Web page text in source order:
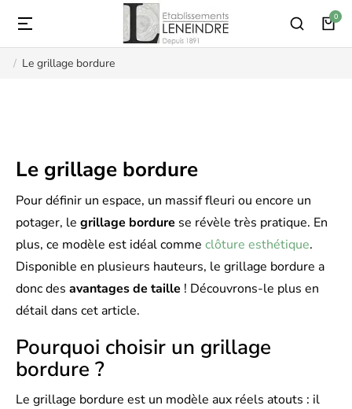
Vous êtes ici :
Le grillage bordure
Le grillage bordure
Pour définir un espace, un massif fleuri ou encore un
potager, le grillage bordure se révèle très pratique. En
plus, ce modèle est idéal comme clôture esthétique.
Disponible en plusieurs hauteurs, le grillage bordure a
donc des avantages de taille ! Découvrons-le plus en
détail dans cet article.
Pourquoi choisir un grillage
bordure ?
Le grillage bordure est un modèle aux réels atouts : il